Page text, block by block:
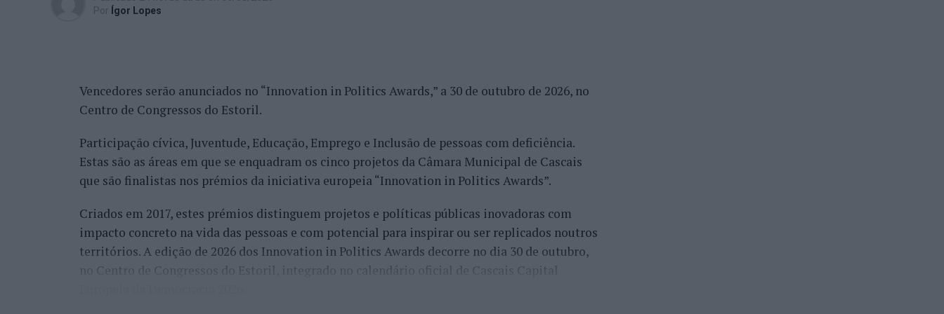
atenção, através de apoios concretos à realização de provas, disponibilizando os meios
clássica praticada com prancha bidirecional; Kitewave, dedicada à navegação em ondas com
prancha de surf; Kitefoil, em que uma prancha equipada com foil permite elevar-se acima da
prancha de foil.
As competições distribuem-se por três categorias distintas. A prova Downwind liga a praia
as modalidades. A Race, disputada no mesmo percurso, destina-se às categorias Kiteboard e
Wingfoil. Já a prova de Big Air realiza-se em frente às piscinas municipais de Esposende, e
vai coroar os melhores saltos na modalidade Kiteboard.
Por Ígor Lopes
Vencedores serão anunciados no “Innovation in Politics Awards,” a 30 de outubro de 2026, no
Centro de Congressos do Estoril.
Participação cívica, Juventude, Educação, Emprego e Inclusão de pessoas com deficiência.
Estas são as áreas em que se enquadram os cinco projetos da Câmara Municipal de Cascais
que são finalistas nos prémios da iniciativa europeia “Innovation in Politics Awards”.
Criados em 2017, estes prémios distinguem projetos e políticas públicas inovadoras com
impacto concreto na vida das pessoas e com potencial para inspirar ou ser replicados noutros
territórios. A edição de 2026 dos Innovation in Politics Awards decorre no dia 30 de outubro,
no Centro de Congressos do Estoril, integrado no calendário oficial de Cascais Capital